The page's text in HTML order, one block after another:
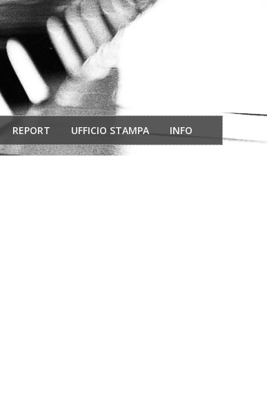
REPORT UFFICIO STAMPA INFO